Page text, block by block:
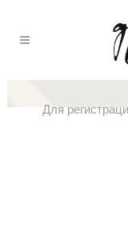
Для